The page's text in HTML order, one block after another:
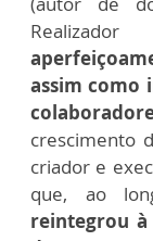
assim como
crescimento
criador e
que, ao
reintegrou à